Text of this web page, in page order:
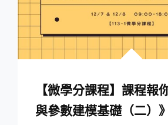
【微學分課程】課程報
與參數建模基礎（二）》